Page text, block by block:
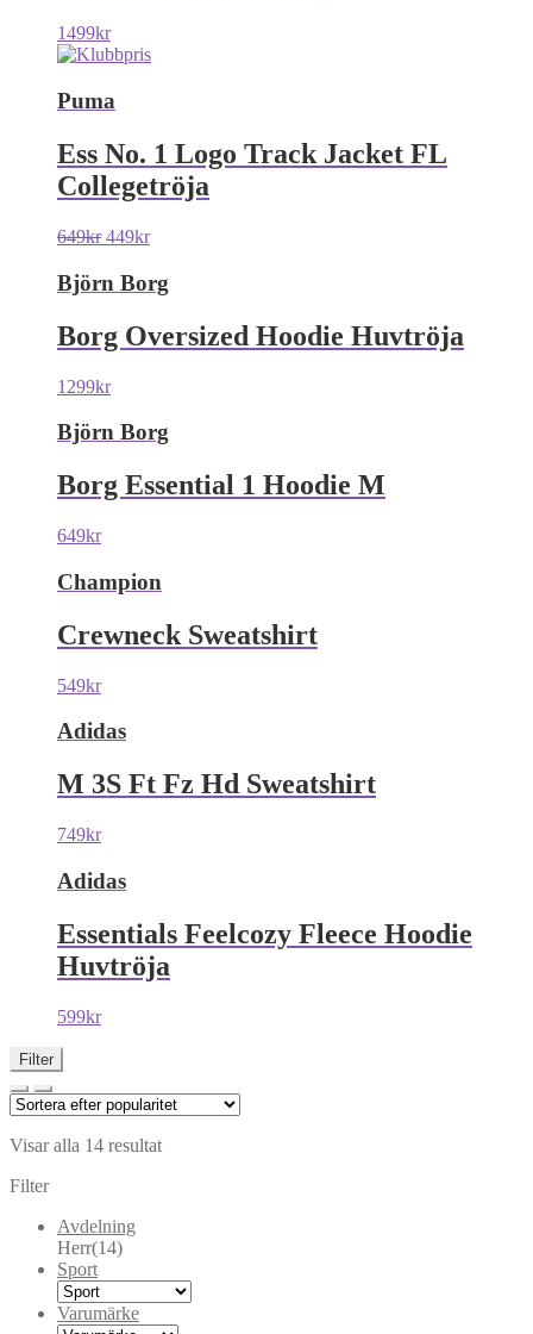
1499kr
Puma
Ess No. 1 Logo Track Jacket FL
Collegetröja
649kr 449kr
Björn Borg
Borg Oversized Hoodie Huvtröja
1299kr
Björn Borg
Borg Essential 1 Hoodie M
649kr
Champion
Crewneck Sweatshirt
549kr
Adidas
M 3S Ft Fz Hd Sweatshirt
749kr
Adidas
Essentials Feelcozy Fleece Hoodie
Huvtröja
599kr
Filter
Visar alla 14 resultat
Filter
Avdelning
Herr(14)
Sport
Varumärke